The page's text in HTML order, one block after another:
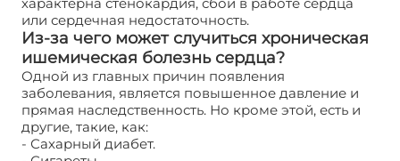
или сердечная недостаточность.
Из-за чего может случиться хроническая
ишемическая болезнь сердца?
Одной из главных причин появления
заболевания, является повышенное давление и
прямая наследственность. Но кроме этой, есть и
другие, такие, как:
- Сахарный диабет.